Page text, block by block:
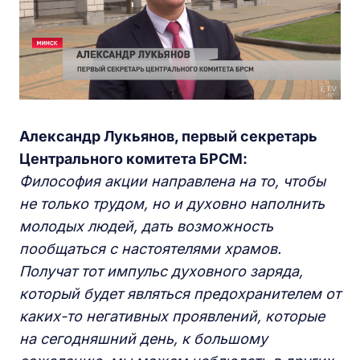
Александр Лукьянов, первый секретарь
Центрального комитета БРСМ:
Философия акции направлена на то, чтобы
не только трудом, но и духовно наполнить
молодых людей, дать возможность
пообщаться с настоятелями храмов.
Получат тот импульс духовного заряда,
который будет являться предохранителем от
каких-то негативных проявлений, которые
на сегодняшний день, к большому